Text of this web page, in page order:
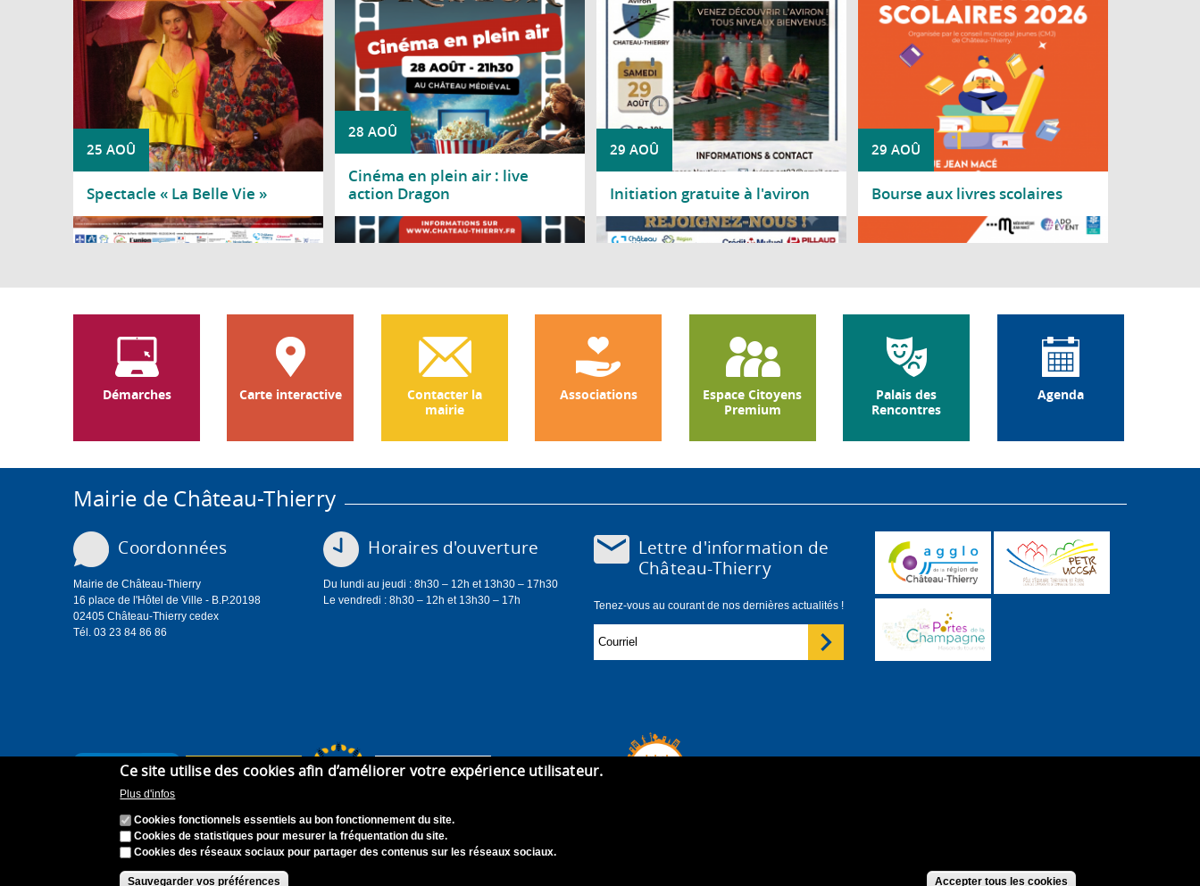
25 AOÛ
Spectacle « La Belle Vie »
Lire la suite
28 AOÛ
Cinéma en plein air : live
action Dragon
Lire la suite
29 AOÛ
Initiation gratuite à l'aviron
Lire la suite
29 AOÛ
Bourse aux livres scolaires
Lire la suite
Démarches Carte interactive
Contacter la
mairie
Associations
Espace Citoyens
Premium
Palais des
Rencontres
Agenda
Mairie de Château-Thierry
Coordonnées
Mairie de Château-Thierry
16 place de l'Hôtel de Ville - B.P.20198
02405 Château-Thierry cedex
Tél. 03 23 84 86 86
Horaires d'ouverture
Du lundi au jeudi : 8h30 – 12h et 13h30 – 17h30
Le vendredi : 8h30 – 12h et 13h30 – 17h
Lettre d'information de
Château-Thierry
Tenez-vous au courant de nos dernières actualités !
Plan du site Recrutement
Ce site utilise des cookies afin d’améliorer votre expérience utilisateur.
Plus d'infos
Cookies fonctionnels essentiels au bon fonctionnement du site.
Cookies de statistiques pour mesurer la fréquentation du site.
Cookies des réseaux sociaux pour partager des contenus sur les réseaux sociaux.
Sauvegarder vos préférences Accepter tous les cookies